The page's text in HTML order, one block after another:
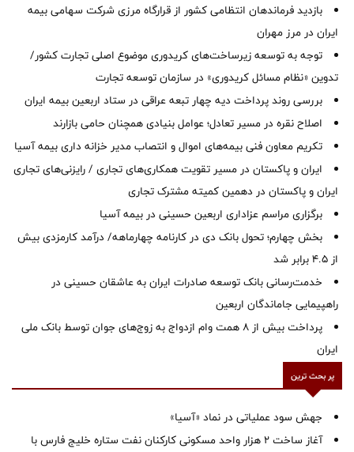
بازدید فرماندهان انتظامی کشور از قرارگاه مرزی شرکت سهامی بیمه
ایران در مرز مهران
توجه به توسعه زیرساخت‌های کریدوری موضوع اصلی تجارت کشور/
تدوین «نظام مسائل کریدوری» در سازمان توسعه تجارت
بررسی روند پرداخت دیه چهار تبعه عراقی در ستاد اربعین بیمه ایران
اصلاح نقره در مسیر تعادل؛ عوامل بنیادی همچنان حامی بازارند
تکریم معاون فنی بیمه‌های اموال و انتصاب مدیر خزانه داری بیمه آسیا
ایران و پاکستان در مسیر تقویت همکاری‌های تجاری / رایزنی‌های تجاری
ایران و پاکستان در دهمین کمیته مشترک تجاری
برگزاری مراسم عزاداری اربعین حسینی در بیمه آسیا
بخش چهارم؛ تحول بانک دی در کارنامه چهارماهه/ درآمد کارمزدی بیش
از ۴.۵ برابر شد
خدمت‌رسانی بانک توسعه صادرات ایران به عاشقان حسینی در
راهپیمایی جاماندگان اربعین
پرداخت بیش از ۸ همت وام ازدواج به زوج‌های جوان توسط بانک ملی
ایران
پر بحث ترین
جهش سود عملیاتی در نماد «آسیا»
آغاز ساخت ۲ هزار واحد مسکونی کارکنان نفت ستاره خلیج فارس با